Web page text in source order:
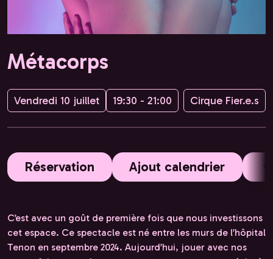
Métacorps
Vendredi 10 juillet 19:30 - 21:00 Cirque Fier.e.s
Réservation Ajout calendrier
C’est avec un goût de première fois que nous investissons
cet espace. Ce spectacle est né entre les murs de l’hôpital
Tenon en septembre 2024. Aujourd’hui, jouer avec nos